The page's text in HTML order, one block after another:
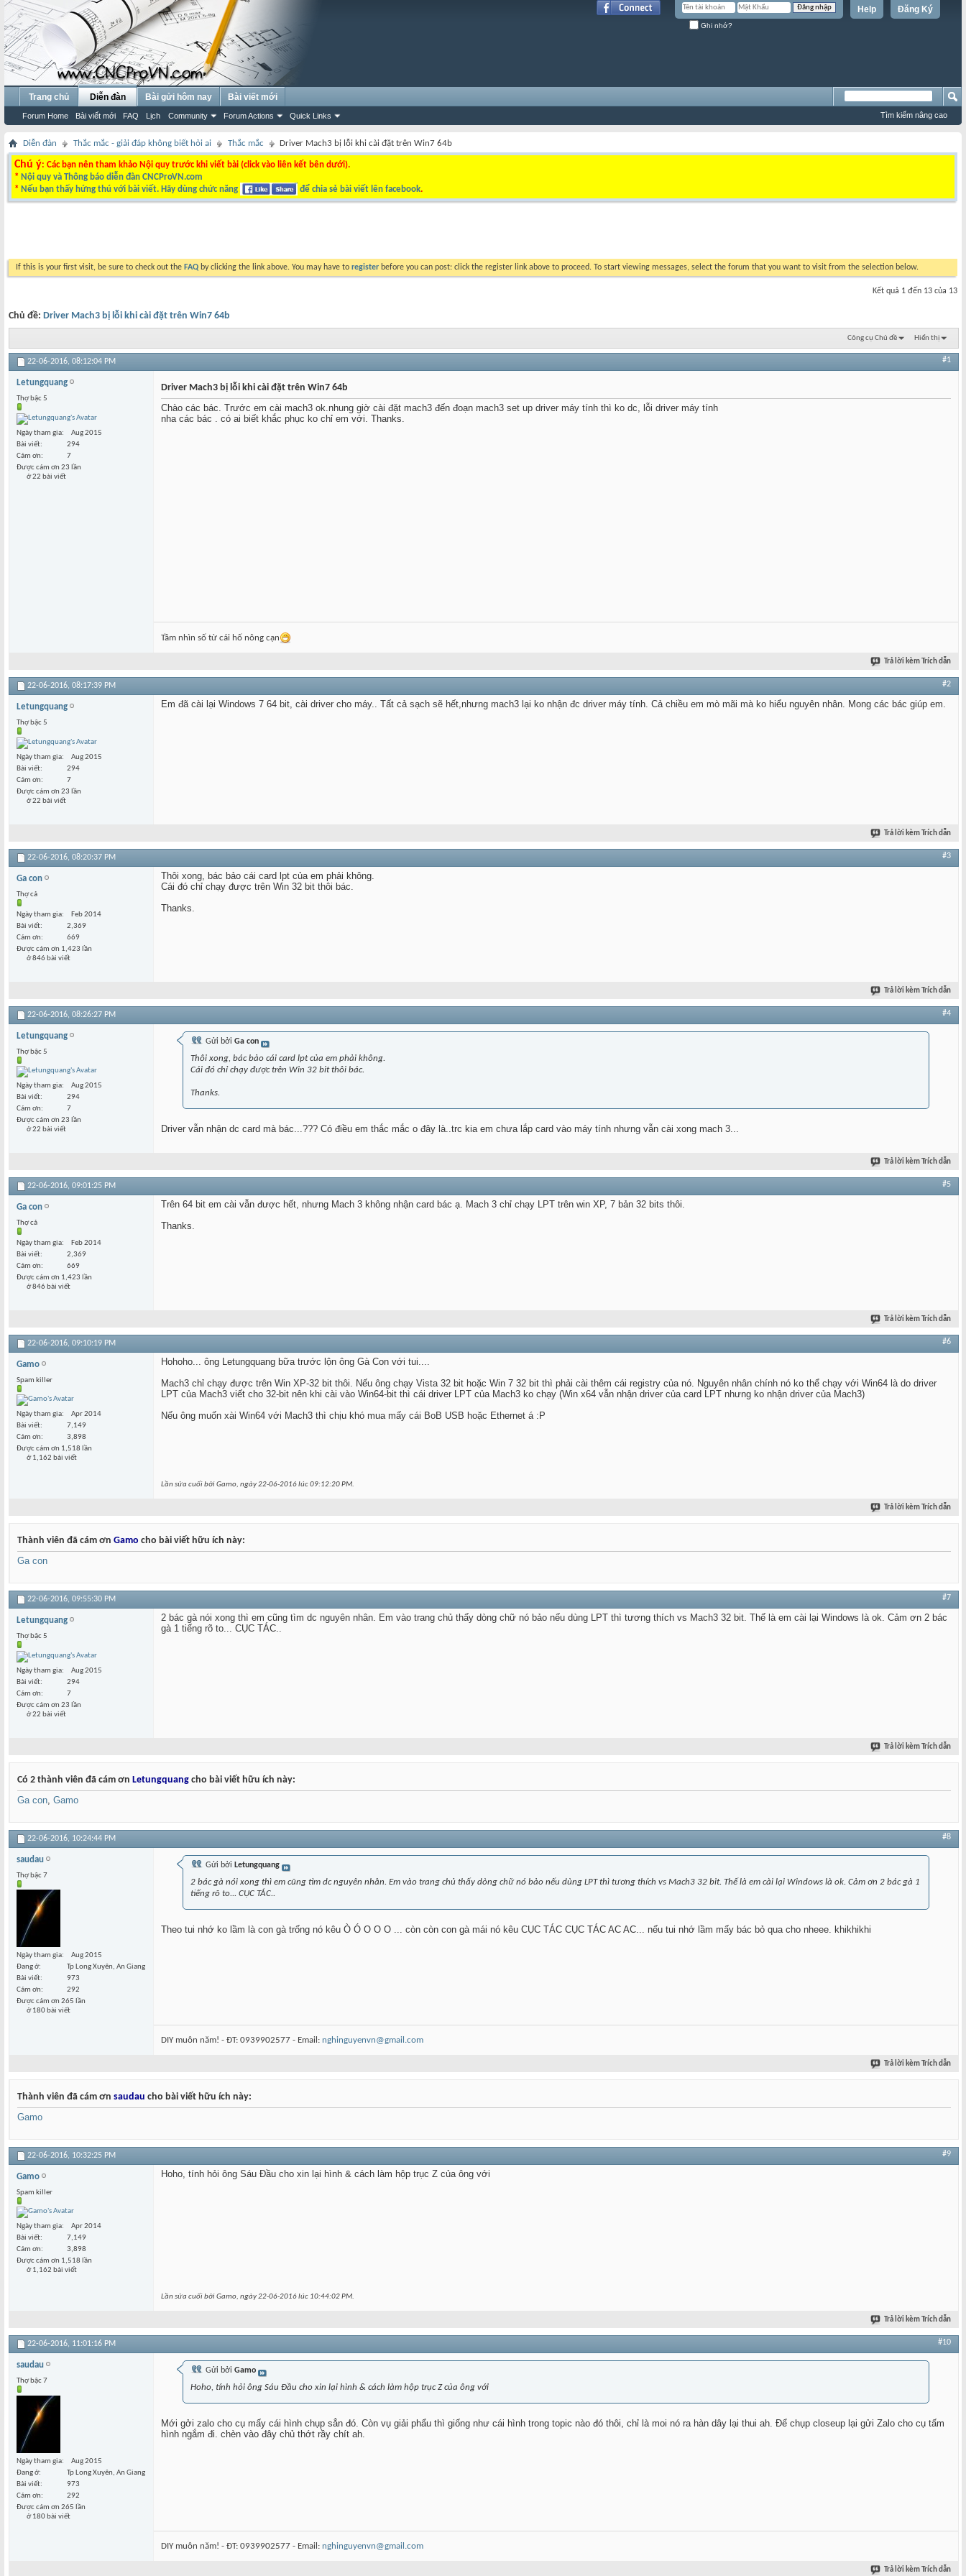
Đăng Ký
Help
Ghi nhớ?
Trang chủ Diễn đàn
Forum Home Bài viết mới FAQ Lịch Community Forum Actions Quick Links
Bài gửi hôm nay Bài viết mới
Tìm kiếm nâng cao
Diễn đàn Thắc mắc - giải đáp không biết hỏi ai Thắc mắc Driver Mach3 bị lỗi khi cài đặt trên Win7 64b
Chú ý: Các bạn nên tham khảo Nội quy trước khi viết bài (click vào liên kết bên dưới).
* Nội quy và Thông báo diễn đàn CNCProVN.com
* Nếu bạn thấy hứng thú với bài viết. Hãy dùng chức năng để chia sẻ bài viết lên facebook.
If this is your first visit, be sure to check out the FAQ by clicking the link above. You may have to register before you can post: click the register link above to proceed. To start viewing messages, select the forum that you want to visit from the selection below.
Kết quả 1 đến 13 của 13
Chủ đề: Driver Mach3 bị lỗi khi cài đặt trên Win7 64b
Công cụ Chủ đề Hiển thị
22-06-2016, 08:12:04 PM #1
Letungquang
Thợ bậc 5
Ngày tham gia
Aug 2015
Bài viết
294
Cám ơn
7
Được cám ơn 23 lần
ở 22 bài viết
Driver Mach3 bị lỗi khi cài đặt trên Win7 64b
Chào các bác. Trước em cài mach3 ok.nhung giờ cài đặt mach3 đến đoạn mach3 set up driver máy tính thì ko dc, lỗi driver máy tính
nha các bác . có ai biết khắc phục ko chỉ em với. Thanks.
Tầm nhìn số từ cái hố nông cạn
Trả lời kèm Trích dẫn
22-06-2016, 08:17:39 PM #2
Letungquang
Thợ bậc 5
Ngày tham gia
Aug 2015
Bài viết
294
Cám ơn
7
Được cám ơn 23 lần
ở 22 bài viết
Em đã cài lại Windows 7 64 bit, cài driver cho máy.. Tất cả sạch sẽ hết,nhưng mach3 lại ko nhận đc driver máy tính. Cả chiều em mò mãi mà ko hiểu nguyên nhân. Mong các bác giúp em.
Trả lời kèm Trích dẫn
22-06-2016, 08:20:37 PM #3
Ga con
Thợ cả
Ngày tham gia
Feb 2014
Bài viết
2,369
Cám ơn
669
Được cám ơn 1,423 lần
ở 846 bài viết
Thôi xong, bác bảo cái card lpt của em phải không.
Cái đó chỉ chạy được trên Win 32 bit thôi bác.
Thanks.
Trả lời kèm Trích dẫn
22-06-2016, 08:26:27 PM #4
Letungquang
Thợ bậc 5
Ngày tham gia
Aug 2015
Bài viết
294
Cám ơn
7
Được cám ơn 23 lần
ở 22 bài viết
Gửi bởi Ga con
Thôi xong, bác bảo cái card lpt của em phải không.
Cái đó chỉ chạy được trên Win 32 bit thôi bác.
Thanks.
Driver vẫn nhận dc card mà bác...??? Có điều em thắc mắc o đây là..trc kia em chưa lắp card vào máy tính nhưng vẫn cài xong mach 3...
Trả lời kèm Trích dẫn
22-06-2016, 09:01:25 PM #5
Ga con
Thợ cả
Ngày tham gia
Feb 2014
Bài viết
2,369
Cám ơn
669
Được cám ơn 1,423 lần
ở 846 bài viết
Trên 64 bit em cài vẫn được hết, nhưng Mach 3 không nhận card bác ạ. Mach 3 chỉ chạy LPT trên win XP, 7 bản 32 bits thôi.
Thanks.
Trả lời kèm Trích dẫn
22-06-2016, 09:10:19 PM #6
Gamo
Spam killer
Ngày tham gia
Apr 2014
Bài viết
7,149
Cám ơn
3,898
Được cám ơn 1,518 lần
ở 1,162 bài viết
Hohoho... ông Letungquang bữa trước lộn ông Gà Con với tui....
Mach3 chỉ chạy được trên Win XP-32 bit thôi. Nếu ông chạy Vista 32 bit hoặc Win 7 32 bit thì phải cài thêm cái registry của nó. Nguyên nhân chính nó ko thể chạy với Win64 là do driver
LPT của Mach3 viết cho 32-bit nên khi cài vào Win64-bit thì cái driver LPT của Mach3 ko chạy (Win x64 vẫn nhận driver của card LPT nhưng ko nhận driver của Mach3)
Nếu ông muốn xài Win64 với Mach3 thì chịu khó mua mấy cái BoB USB hoặc Ethernet á :P
Lần sửa cuối bởi Gamo, ngày 22-06-2016 lúc09:12:20 PM.
Trả lời kèm Trích dẫn
Thành viên đã cám ơn Gamo cho bài viết hữu ích này:
Ga con
22-06-2016, 09:55:30 PM #7
Letungquang
Thợ bậc 5
Ngày tham gia
Aug 2015
Bài viết
294
Cám ơn
7
Được cám ơn 23 lần
ở 22 bài viết
2 bác gà nói xong thì em cũng tìm dc nguyên nhân. Em vào trang chủ thấy dòng chữ nó bảo nếu dùng LPT thì tương thích vs Mach3 32 bit. Thế là em cài lại Windows là ok. Cảm ơn 2 bác
gà 1 tiếng rõ to... CỤC TÁC..
Trả lời kèm Trích dẫn
Có 2 thành viên đã cám ơn Letungquang cho bài viết hữu ích này:
Ga con Gamo
22-06-2016, 10:24:44 PM #8
saudau
Thợ bậc 7
Ngày tham gia
Aug 2015
Đang ở
Tp Long Xuyên, An Giang
Bài viết
973
Cám ơn
292
Được cám ơn 265 lần
ở 180 bài viết
Gửi bởi Letungquang
2 bác gà nói xong thì em cũng tìm dc nguyên nhân. Em vào trang chủ thấy dòng chữ nó bảo nếu dùng LPT thì tương thích vs Mach3 32 bit. Thế là em cài lại Windows là ok. Cảm ơn 2 bác gà 1
tiếng rõ to... CỤC TÁC..
Theo tui nhớ ko lầm là con gà trống nó kêu Ò Ó O O O ... còn còn con gà mái nó kêu CỤC TÁC CỤC TÁC AC AC... nếu tui nhớ lầm mấy bác bỏ qua cho nheee. khikhikhi
DIY muôn năm! - ĐT: 0939902577 - Email: nghinguyenvn@gmail.com
Trả lời kèm Trích dẫn
Thành viên đã cám ơn saudau cho bài viết hữu ích này:
Gamo
22-06-2016, 10:32:25 PM #9
Gamo
Spam killer
Ngày tham gia
Apr 2014
Bài viết
7,149
Cám ơn
3,898
Được cám ơn 1,518 lần
ở 1,162 bài viết
Hoho, tính hỏi ông Sáu Đầu cho xin lại hình & cách làm hộp trục Z của ông với
Lần sửa cuối bởi Gamo, ngày 22-06-2016 lúc 10:44:02 PM.
Trả lời kèm Trích dẫn
22-06-2016, 11:01:16 PM #10
saudau
Thợ bậc 7
Ngày tham gia
Aug 2015
Đang ở
Tp Long Xuyên, An Giang
Bài viết
973
Cám ơn
292
Được cám ơn 265 lần
ở 180 bài viết
Gửi bởi Gamo
Hoho, tính hỏi ông Sáu Đầu cho xin lại hình & cách làm hộp trục Z của ông với
Mới gởi zalo cho cụ mấy cái hình chụp sẳn đó. Còn vụ giải phẩu thì giống như cái hình trong topic nào đó thôi, chỉ là moi nó ra hàn dây lại thui ah. Để chụp closeup lại gửi Zalo cho cụ tấm
hình ngắm đi. chèn vào đây chủ thớt rầy chít ah.
DIY muôn năm! - ĐT: 0939902577 - Email: nghinguyenvn@gmail.com
Trả lời kèm Trích dẫn